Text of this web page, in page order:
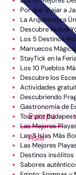
Europa
Asia
Alemania
Por qué Viajar a
La Arquitectura
Descubre Nueva
Los 5 Destinos
Marruecos
StayTick en la
Los 10 Pueblos
Descubre los
Actividades
Descubriendo
Gastronomía de
Tour por
Las Mejores
Las 8 Islas Más
Las Mejores
Destinos insólitos
Sabores